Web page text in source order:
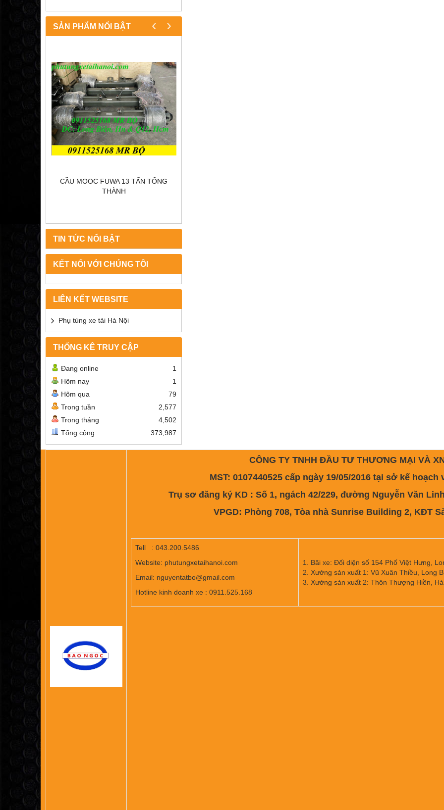
SẢN PHẨM NỔI BẬT
CẦU MOOC FUWA 13 TẤN TỔNG
THÀNH
‹ ›
TIN TỨC NỔI BẬT
KẾT NỐI VỚI CHÚNG TÔI
LIÊN KẾT WEBSITE
Phụ tùng xe tải Hà Nội
THỐNG KÊ TRUY CẬP
Đang online
1
Hôm nay
1
Hôm qua
79
Trong tuần
2,577
Trong tháng
4,502
Tổng cộng
373,987
CÔNG TY TNHH ĐẦU TƯ THƯƠNG MẠI VÀ
MST: 0107440525 cấp ngày 19/05/2016 tại sở kế hoạch
Trụ sơ đăng ký KD : Số 1, ngách 42/229, đường Nguyễn Văn
VPGD: Phòng 708, Tòa nhà Sunrise Building 2, KĐT
Tell : 043.200.5486
Website: phutungxetaihanoi.com
Email: nguyentatbo@gmail.com
Hotline kinh doanh xe : 0911.525.168
1. Bãi xe: Đối diện số 154 Phố Việt Hưng,
2. Xưởng sản xuất 1: Vũ Xuân Thiều, Long
3. Xưởng sản xuất 2: Thôn Thượng Hiền,